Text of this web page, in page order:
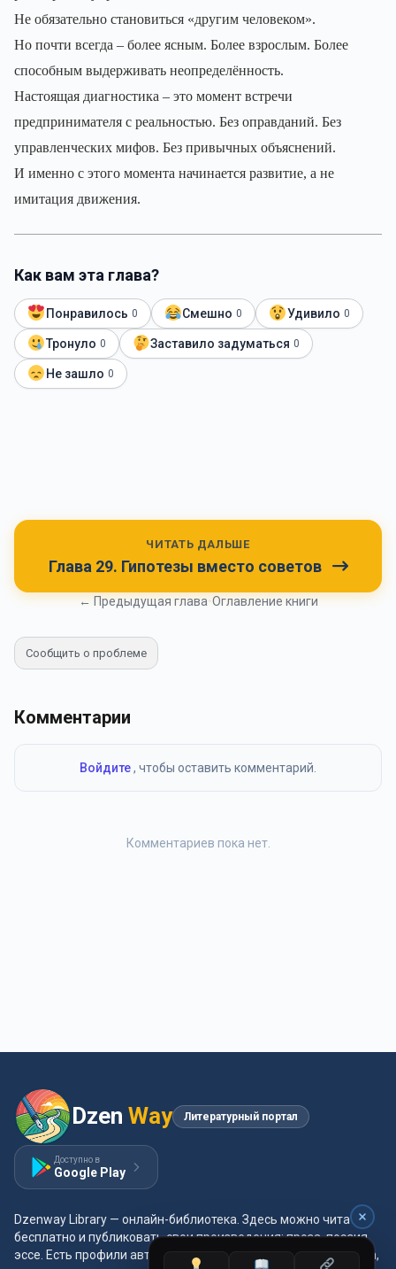
Не обязательно становиться «другим человеком».
Но почти всегда – более ясным. Более взрослым. Более
способным выдерживать неопределённость.
Настоящая диагностика – это момент встречи
предпринимателя с реальностью. Без оправданий. Без
управленческих мифов. Без привычных объяснений.
И именно с этого момента начинается развитие, а не
имитация движения.
Как вам эта глава?
Понравилось 0 Смешно 0 Удивило 0
Тронуло 0 Заставило задуматься 0
Не зашло 0
ЧИТАТЬ ДАЛЬШЕ
Глава 29. Гипотезы вместо советов
← Предыдущая глава Оглавление книги
Сообщить о проблеме
Комментарии
Войдите, чтобы оставить комментарий.
Комментариев пока нет.
Dzen Way Литературный портал
Доступно в
Google Play
Dzenway Library — онлайн-библиотека. Здесь можно читать
бесплатно и публиковать свои произведения: проза, поэзия,
эссе. Есть профили авторов, жанры и метки, удобная читалка,